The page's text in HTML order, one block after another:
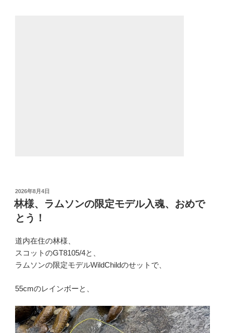
投
稿
日:
2026年8月4日
林様、ラムソンの限定モデル入魂、おめで
とう！
道内在住の林様、
スコットのGT8105/4と、
ラムソンの限定モデルWildChildのせットで、
55cmのレインボーと、